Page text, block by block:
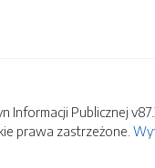
Informacji Publicznej
prawa zastrzeżone.